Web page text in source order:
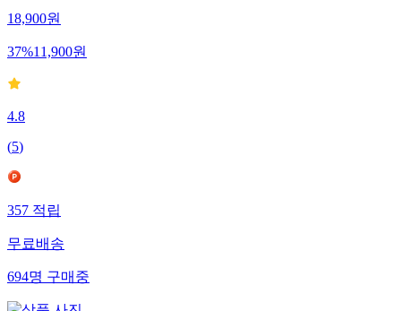
18,900원
37%11,900원
4.8
(5)
357적립
무료배송
694명구매중